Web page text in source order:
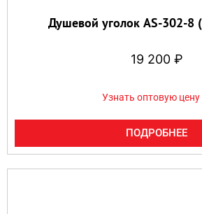
Душевой уголок AS-302-8
19 200 ₽
Узнать оптовую
ПОДРОБНЕЕ